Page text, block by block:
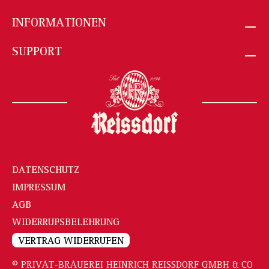
INFORMATIONEN
SUPPORT
DATENSCHUTZ
IMPRESSUM
AGB
WIDERRUFSBELEHRUNG
VERTRAG WIDERRUFEN
© PRIVAT-BRAUEREI HEINRICH REISSDORF GMBH & CO